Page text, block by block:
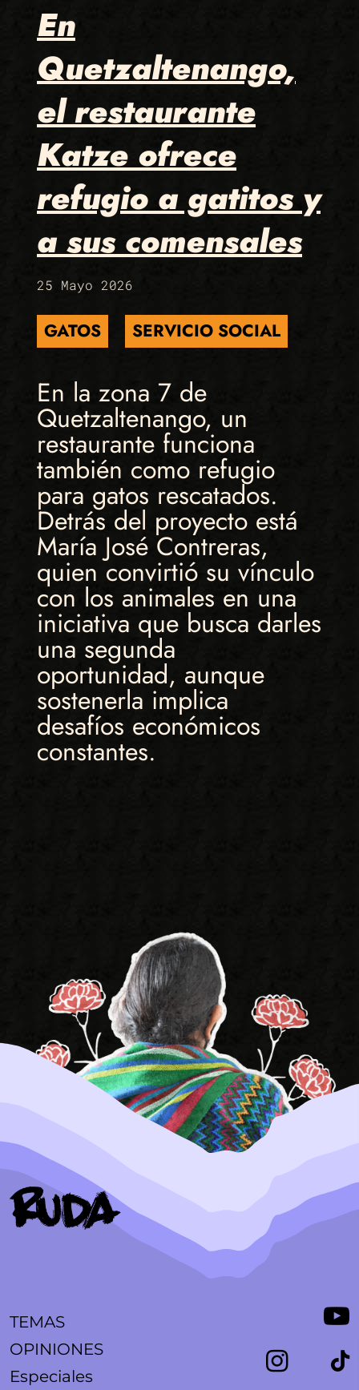
En
Quetzaltenango,
el restaurante
Katze ofrece
refugio a gatitos y
a sus comensales
25 Mayo 2026
GATOS SERVICIO SOCIAL
En la zona 7 de
Quetzaltenango, un
restaurante funciona
también como refugio
para gatos rescatados.
Detrás del proyecto está
María José Contreras,
quien convirtió su vínculo
con los animales en una
iniciativa que busca darles
una segunda
oportunidad, aunque
sostenerla implica
desafíos económicos
constantes.
TEMAS
OPINIONES
Especiales